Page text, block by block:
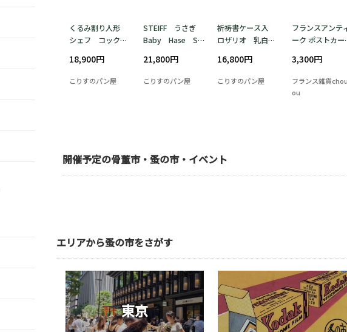
くるみ割り人形
シェフ コックさ
スマス 木工民芸
細工 料理人 ヴ
18,900円
こりすのパン屋
STEIFF うさぎ
Baby Hase Sas
ウサギのサッシー
21,800円
こりすのパン屋
祈祷書ケース入
ロザリオ 乳白色
イツ
16,800円
こりすのパン屋
フランスアンテ
ーク ポストカー
た赤ちゃん ユー
ラスで愛らしい
3,300円
フランス雑貨
ou
開催予定の骨董市・蚤の市・イベント
エリアから蚤の市をさがす
東京